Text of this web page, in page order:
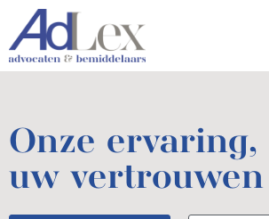
Onze ervaring,
uw vertrouwen